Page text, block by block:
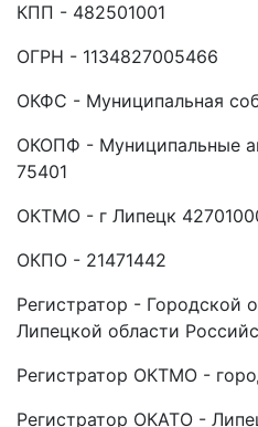
КПП - 482501001
ОГРН - 1134827005466
ОКФС - Муниципальная
ОКОПФ - Муниципальные
75401
ОКТМО - г Липецк
ОКПО - 21471442
Регистратор - Городской
Липецкой области
Регистратор ОКТМО -
Регистратор ОКАТО -